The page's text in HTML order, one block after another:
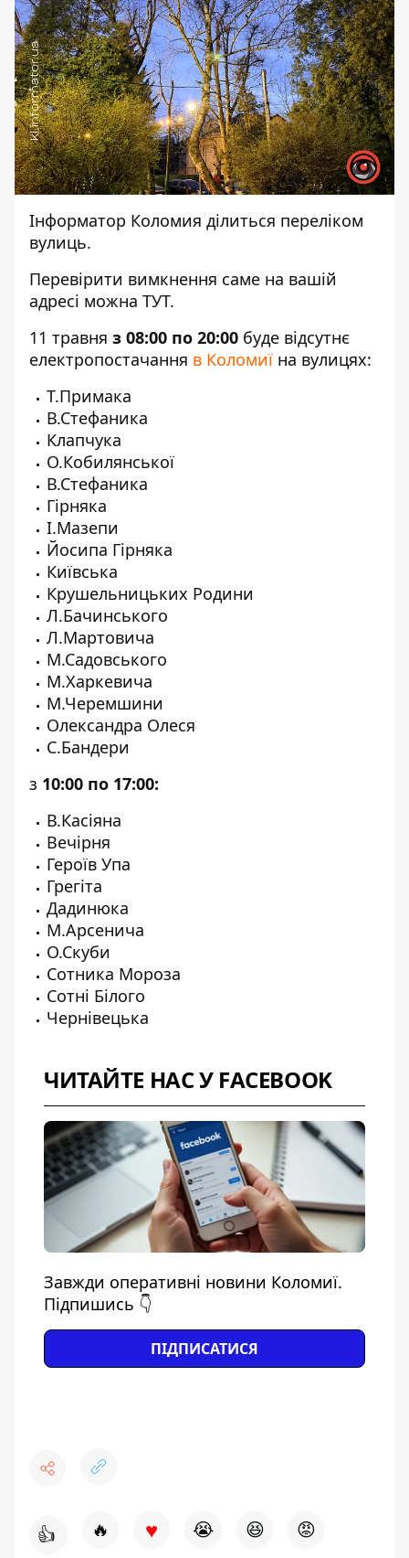
Інформатор Коломия ділиться переліком
вулиць.
Перевірити вимкнення саме на вашій
адресі можна ТУТ.
11 травня з 08:00 по 20:00 буде відсутнє
електропостачання в Коломиї на вулицях:
Т.Примака
В.Стефаника
Клапчука
О.Кобилянської
В.Стефаника
Гірняка
І.Мазепи
Йосипа Гірняка
Київська
Крушельницьких Родини
Л.Бачинського
Л.Мартовича
М.Садовського
М.Харкевича
М.Черемшини
Олександра Олеся
С.Бандери
з 10:00 по 17:00:
В.Касіяна
Вечірня
Героїв Упа
Грегіта
Дадинюка
М.Арсенича
О.Скуби
Сотника Мороза
Сотні Білого
Чернівецька
ЧИТАЙТЕ НАС У FACEBOOK
Завжди оперативні новини Коломиї.
Підпишись 👇
ПІДПИСАТИСЯ
👍 🔥 ♥ 😭 😆 😡